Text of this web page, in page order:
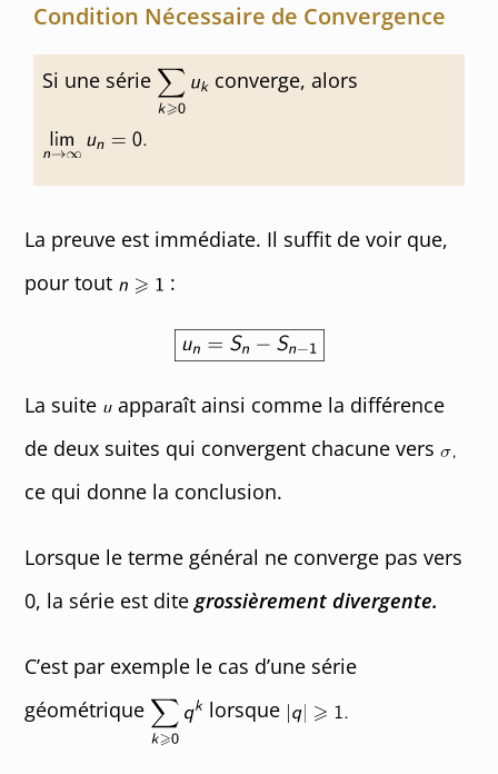
Condition Nécessaire de Convergence
Si une série converge, alors
La preuve est immédiate. Il suffit de voir que,
pour tout
:
La suite
apparaît ainsi comme la différence
de deux suites qui convergent chacune vers
ce qui donne la conclusion.
Lorsque le terme général ne converge pas vers
0, la série est ditegrossièrement divergente.
C’est par exemple le cas d’une série
géométrique
lorsque